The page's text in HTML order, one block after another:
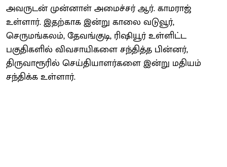
அவருடன் முன்னாள் அமைச்சர் ஆர். காமராஜ்
உள்ளார். இதற்காக இன்று காலை வடுவூர்,
செருமங்கலம், தேவங்குடி, ரிஷியூர் உள்ளிட்ட
பகுதிகளில் விவசாயிகளை சந்தித்த பின்னர்,
திருவாரூரில் செய்தியாளர்களை இன்று மதியம்
சந்திக்க உள்ளார்.